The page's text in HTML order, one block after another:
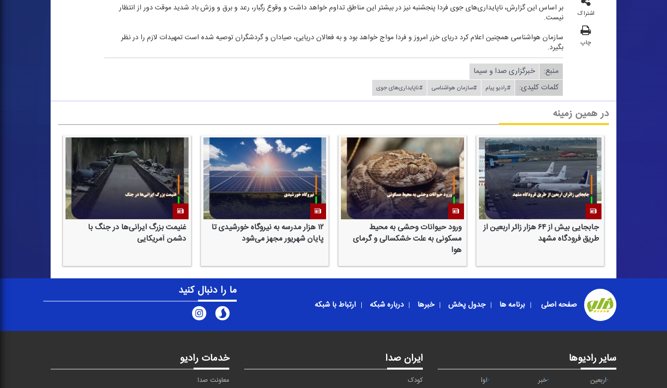
اشتراک
چاپ
بر اساس این گزارش، ناپایداری‌های جوی فردا پنجشنبه نیز در بیشتر این مناطق تداوم خواهد داشت و وقوع رگبار، رعد و برق و وزش باد شدید موقت دور از انتظار
نیست.
سازمان هواشناسی همچنین اعلام كرد دریای خزر امروز و فردا مواج خواهد بود و به فعالان دریایی، صیادان و گردشگران توصیه شده است تمهیدات لازم را در نظر
بگیرد.
منبع:
خبرگزاری صدا و سیما
کلمات کلیدی:
#رادیو پیام #سازمان هواشناسی #ناپایداری‌های جوی
در همین زمینه
جابجایی بیش از ۶۴ هزار زائر اربعین از
طریق فرودگاه مشهد
ورود حیوانات وحشی به محیط
مسكونی به علت خشكسالی و گرمای
هوا
۱۲ هزار مدرسه به نیروگاه‌ خورشیدی تا
پایان شهریور مجهز می‌شود
غنیمت بزرگ ایرانی‌ها در جنگ با
دشمن آمریكایی
صفحه اصلی برنامه ها جدول پخش خبرها درباره شبکه ارتباط با شبکه
ما را دنبال کنید
سایر رادیوها
اربعین خبر آوا
ایران صدا
کودک
خدمات رادیو
معاونت صدا